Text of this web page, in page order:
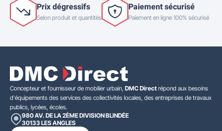
Prix dégressifs
Selon produit et quantités
Paiement sécurisé
Paiement en ligne 100% sécurisé
Concepteur et fournisseur de mobilier urbain, DMC Direct répond aux besoins
d'équipements des services des collectivités locales, des entreprises de travaux
publics, lycées, écoles.
980 AV. DE LA 2ÈME DIVISION BLINDÉE
30133 LES ANGLES